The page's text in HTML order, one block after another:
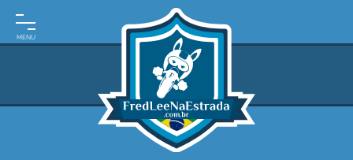
INÍCIO